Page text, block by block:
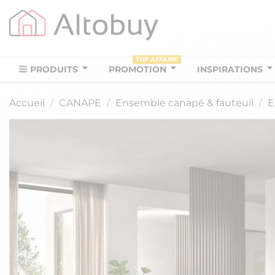
PRODUITS PROMOTION
TOP AFFAIRE
INSPIRATIONS
Accueil CANAPE Ensemble canapé & fauteuil